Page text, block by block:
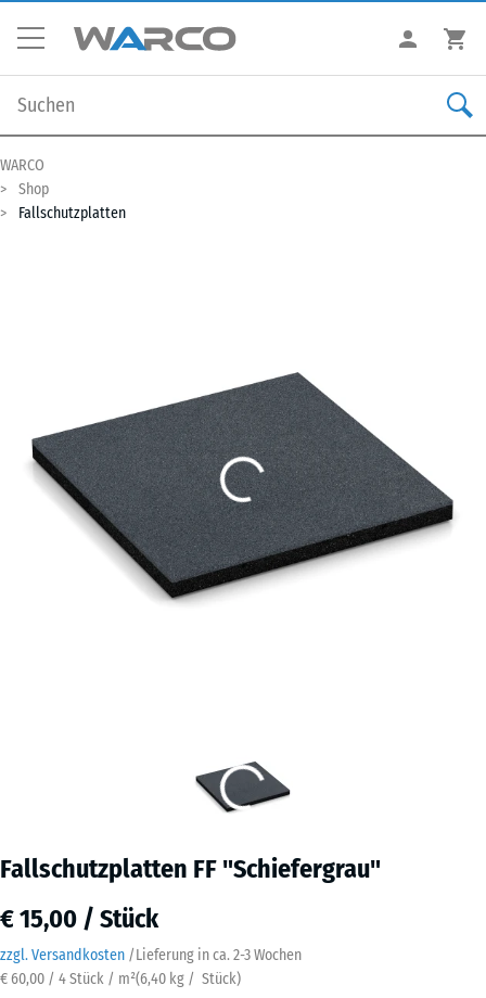
WARCO
Shop
Fallschutzplatten
Fallschutzplatten FF "Schiefergrau"
€ 15,00 / Stück
zzgl. Versandkosten /Lieferung in ca. 2-3 Wochen
€ 60,00 / 4 Stück / m²(6,40 kg / Stück)